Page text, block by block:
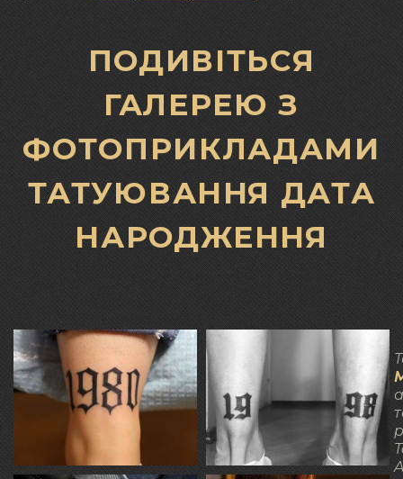
ПОДИВІТЬСЯ
ГАЛЕРЕЮ З
ФОТОПРИКЛАДАМИ
ТАТУЮВАННЯ ДАТА
НАРОДЖЕННЯ